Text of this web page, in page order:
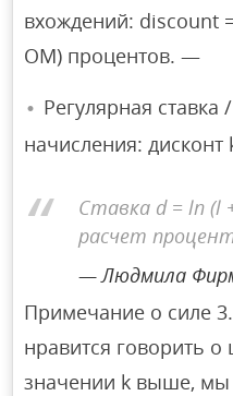
вхождений: discount
OM) процентов. —
Регулярная
начисления: дисконт
Ставка d = ln (l
расчет
Людмила
Примечание о силе
нравится говорить
значении k выше,